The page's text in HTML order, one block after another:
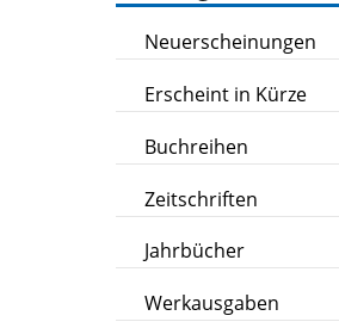
Neuerscheinungen
Erscheint in Kürze
Buchreihen
Zeitschriften
Jahrbücher
Werkausgaben